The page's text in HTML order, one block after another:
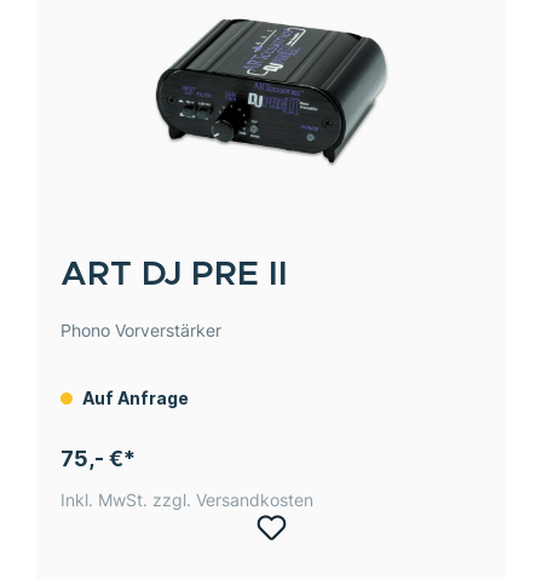
ART DJ PRE II
Phono Vorverstärker
Auf Anfrage
75,- €*
Inkl. MwSt. zzgl. Versandkosten